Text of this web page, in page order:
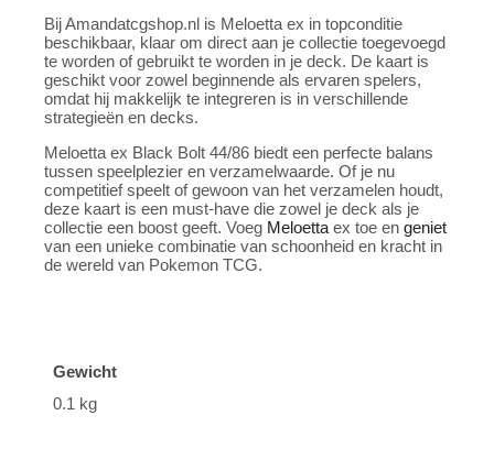
Bij Amandatcgshop.nl is Meloetta ex in topconditie
beschikbaar, klaar om direct aan je collectie toegevoegd
te worden of gebruikt te worden in je deck. De kaart is
geschikt voor zowel beginnende als ervaren spelers,
omdat hij makkelijk te integreren is in verschillende
strategieën en decks.
Meloetta ex Black Bolt 44/86 biedt een perfecte balans
tussen speelplezier en verzamelwaarde. Of je nu
competitief speelt of gewoon van het verzamelen houdt,
deze kaart is een must-have die zowel je deck als je
collectie een boost geeft. Voeg Meloetta ex toe en geniet
van een unieke combinatie van schoonheid en kracht in
de wereld van Pokemon TCG.
Gewicht
0.1 kg